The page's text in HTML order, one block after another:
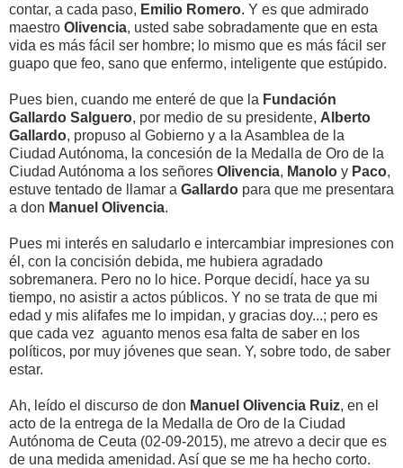
contar, a cada paso, Emilio Romero. Y es que admirado
maestro Olivencia, usted sabe sobradamente que en esta
vida es más fácil ser hombre; lo mismo que es más fácil ser
guapo que feo, sano que enfermo, inteligente que estúpido.
Pues bien, cuando me enteré de que la Fundación
Gallardo Salguero, por medio de su presidente, Alberto
Gallardo, propuso al Gobierno y a la Asamblea de la
Ciudad Autónoma, la concesión de la Medalla de Oro de la
Ciudad Autónoma a los señores Olivencia, Manolo y Paco,
estuve tentado de llamar a Gallardo para que me presentara
a don Manuel Olivencia.
Pues mi interés en saludarlo e intercambiar impresiones con
él, con la concisión debida, me hubiera agradado
sobremanera. Pero no lo hice. Porque decidí, hace ya su
tiempo, no asistir a actos públicos. Y no se trata de que mi
edad y mis alifafes me lo impidan, y gracias doy...; pero es
que cada vez aguanto menos esa falta de saber en los
políticos, por muy jóvenes que sean. Y, sobre todo, de saber
estar.
Ah, leído el discurso de don Manuel Olivencia Ruiz, en el
acto de la entrega de la Medalla de Oro de la Ciudad
Autónoma de Ceuta (02-09-2015), me atrevo a decir que es
de una medida amenidad. Así que se me ha hecho corto.